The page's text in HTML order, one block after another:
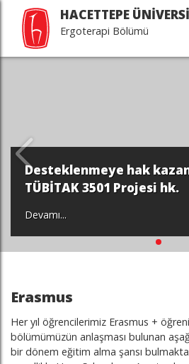
HACETTEPE
Ergoterapi Bölümü
Desteklenmeye hak
TÜBİTAK 3501 Projesi hk.
Devamı...
Erasmus
Her yıl öğrencilerimiz Erasmus +
bölümümüzün anlaşması bulunan
bir dönem eğitim alma şansı